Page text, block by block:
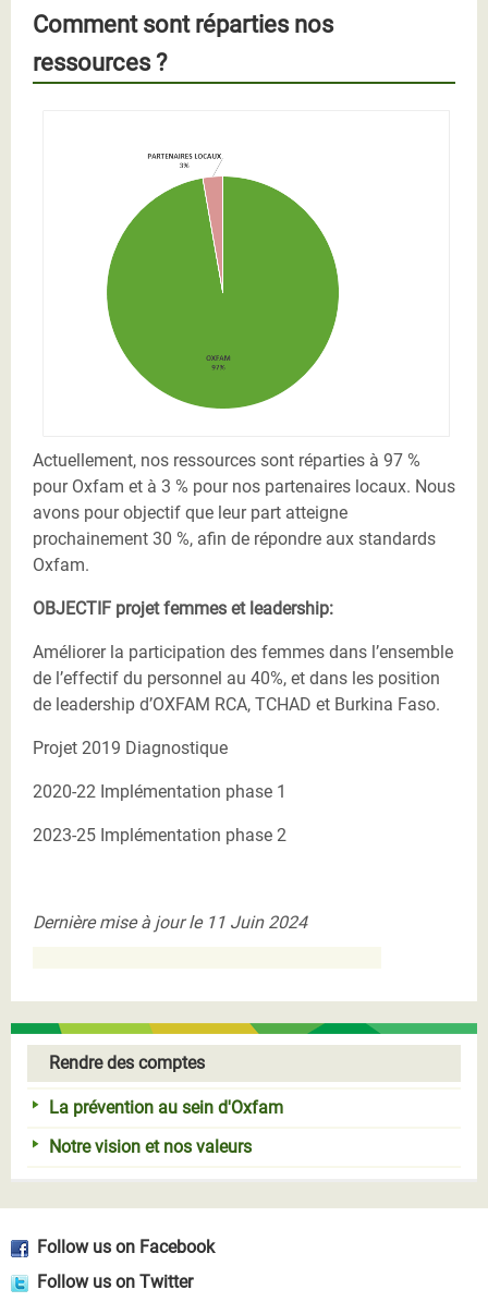
Comment sont réparties nos
ressources ?
Graphique - Répartition des ressources
Actuellement, nos ressources sont réparties à 97 %
pour Oxfam et à 3 % pour nos partenaires locaux. Nous
avons pour objectif que leur part atteigne
prochainement 30 %, afin de répondre aux standards
Oxfam.
OBJECTIF projet femmes et leadership:
Améliorer la participation des femmes dans l’ensemble
de l’effectif du personnel au 40%, et dans les position
de leadership d’OXFAM RCA, TCHAD et Burkina Faso.
Projet 2019 Diagnostique
2020-22 Implémentation phase 1
2023-25 Implémentation phase 2
Dernière mise à jour le 11 Juin 2024
Rendre des comptes
La prévention au sein d'Oxfam
Notre vision et nos valeurs
Follow us on Facebook
Follow us on Twitter